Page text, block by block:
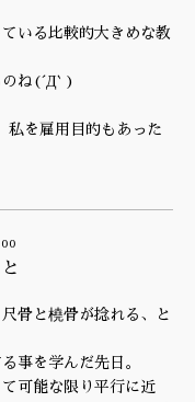
いる比較的大きめな教
のね(´Д` )
私を雇用目的もあった
骨と橈骨が捻れる、と
事を学んだ先日。
可能な限り平行に近